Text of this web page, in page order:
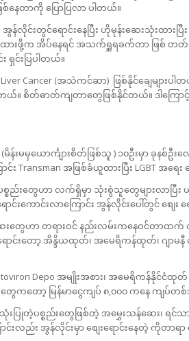
ေတာကို ပြောပြလာ ပါတယ်။
လိုင်းတွင်ရောင်းနေပြီး ဟိုမုန်းဆေးသုံးထား
ဖို့က အိပ်နေရင် အသက်ရှူရခက်တာ ဖြစ် တတ်
ရှင်းပြပါတယ်။
Cancer (အသဲကင်ဆာ) ဖြစ်နိုင်ချေများပါ
ယ်။ စိတ်ဓာတ်ကျတာတွေဖြစ်နိုင်တယ်။ ဒါကြ
(မိန်းမမှယောင်္ကျားစိတ်ဖြစ်သူ ) ၁၀ဦးမှာ ခုန
င်း Transman အဖြစ်ခံယူထားပြီး LGBT အ
စ္စည်းတွေဟာ လက်ရှိမှာ သုံးစွဲသူတွေများလာပြီ
င်းကောင်းလာကြောင်း အွန်လိုင်းပေါ်တွင် စျေး
းတွေဟာ တရားဝင် နည်းလမ်းကနေဝင်တာထ
ောင်းတော့ အိန္ဒိယထုတ်၊ အမေရိကန်ထုတ်၊ ဂျာမ
Depo အမျိုးအစား၊ အမေရိကန်နိုင်ငံထုတ်
ကတော့ မြန်မာငွေကျပ် ၈,၀၀၀ ကနေ ကျပ်တစ်
အသုံးပြုတဲ့ပစ္စည်းတွေဖြစ်တဲ့ အမွှေးသန်ဆေး၊
းလည်း အွန်လိုင်းမှာ စျေးရောင်းနေတဲ့ ကိုတာ